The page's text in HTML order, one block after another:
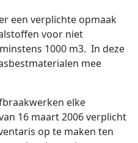
een verplichte opmaak
voor niet
1000 m3. In deze
mee
elke
16 maart 2006 verplicht
op te maken ten